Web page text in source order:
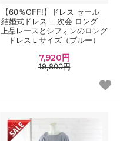
【60％OFF!】ドレス セール
結婚式ドレス 二次会 ロング ｜
上品レースとシフォンのロング
ドレスＬサイズ（ブルー）
7,920円
19,800円